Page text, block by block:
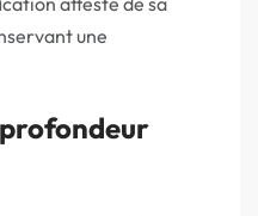
une